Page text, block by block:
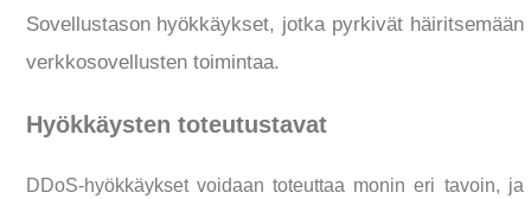
Sovellustason hyökkäykset, jotka pyrkivät häiritsemään
verkkosovellusten toimintaa.
Hyökkäysten toteutustavat
DDoS-hyökkäykset voidaan toteuttaa monin eri tavoin, ja